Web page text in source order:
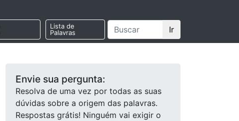
Lista de
Palavras
Ir
Envie sua pergunta:
Resolva de uma vez por todas as suas
dúvidas sobre a origem das palavras.
Respostas grátis! Ninguém vai exigir o